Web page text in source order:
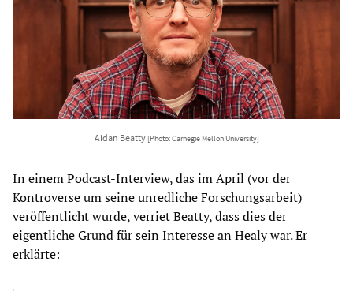
Aidan Beatty [Photo: Carnegie Mellon University]
In einem Podcast-Interview, das im April (vor der
Kontroverse um seine unredliche Forschungsarbeit)
veröffentlicht wurde, verriet Beatty, dass dies der
eigentliche Grund für sein Interesse an Healy war. Er
erklärte: